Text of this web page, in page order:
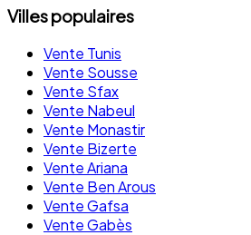
Villes populaires
Vente Tunis
Vente Sousse
Vente Sfax
Vente Nabeul
Vente Monastir
Vente Bizerte
Vente Ariana
Vente Ben Arous
Vente Gafsa
Vente Gabès